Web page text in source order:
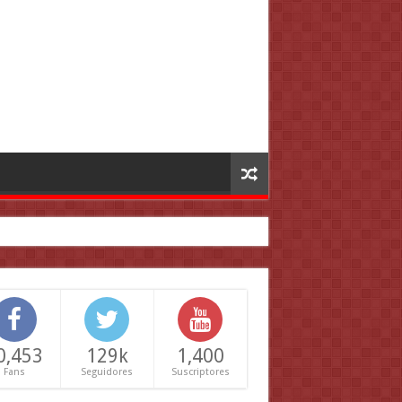
Fans
129k
Seguidores
1,400
Suscriptores